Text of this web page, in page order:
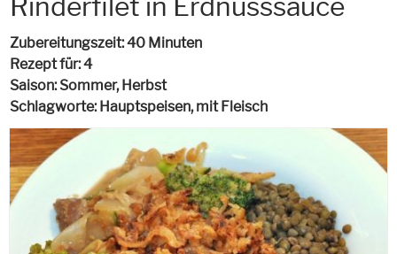
Zubereitungszeit 40 Minuten
Rezept für 4
Saison Sommer, Herbst
Schlagworte Hauptspeisen, mit Fleisch